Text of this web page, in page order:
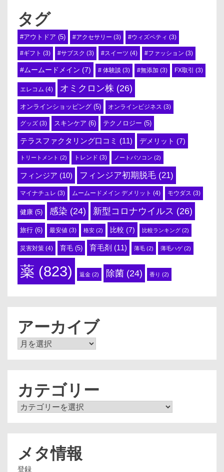
タグ
#アウトドア (5) #アクセサリー (3) #ウィズペティ (3)
#ギフト (3) #サブスク (3) #スイーツ (4) #ファッション (3)
#ムームードメイン (7) # 体験談 (3) #無添加 (3) FX取引 (3)
エレコム (4) オミクロン株 (26)
オンラインショッピング (5) オンラインビジネス (3)
グッズ (3) スキンケア (6) テクノロジー (5)
テラスファクタリング口コミ (11) デメリット (7)
トリートメント (2) トレンド (3) ノートパソコン (2)
フィンジア (10) フィンジア初期脱毛 (21)
マイナチュレ (3) ムームードメイン デメリット (4) モウダス (3)
健康 (5) 感染 (24) 新型コロナウイルス (26)
旅行 (6) 最安値 (3) 格安 (2) 比較 (7) 比較ランキング (2)
災害対策 (4) 育毛 (5) 育毛剤 (11) 薄毛 (2) 薄毛ハゲ(2)
薬 (823) 返金 (2) 除菌 (24) 香り (2)
アーカイブ
ア
カテゴリー
カ
メタ情報
登録